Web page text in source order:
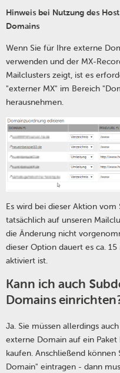
Hinweis bei Nutzung des
Domains
Wenn Sie für Ihre externe
verwenden und der MX-
Mailclusters zeigt, ist es
"externer MX" im Bereich
herausnehmen.
Es wird bei dieser Aktion
tatsächlich auf unseren
die Änderung nicht
dieser Option dauert es ca.
aktiviert ist.
Kann ich auch
Domains
Ja. Sie müssen allerdings
externe Domain auf ein
kaufen. Anschließend können
Domain" eintragen - dann